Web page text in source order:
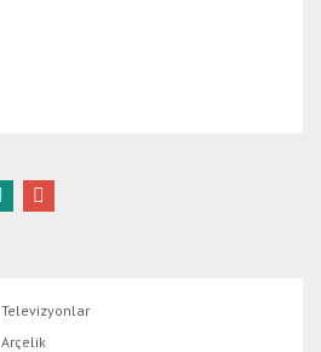
Televizyonlar
Arçelik